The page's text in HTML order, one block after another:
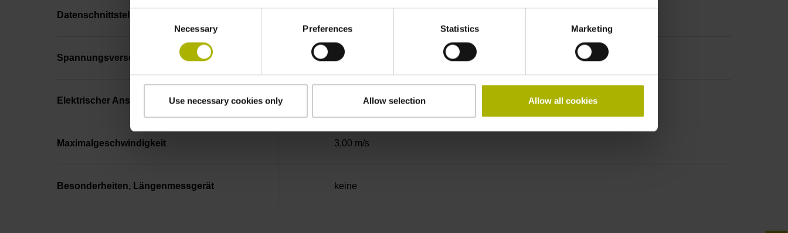
Necessary Preferences Statistics Marketing
Use necessary cookies only Allow selection Allow all cookies
Datenschnittstelle
Spannungsversorgung 3,6 V ... 14 V
Elektrischer Anschluss Flanschdose, Stift, 14-polig
Maximalgeschwindigkeit 3,00 m/s
Besonderheiten, Längenmessgerät keine